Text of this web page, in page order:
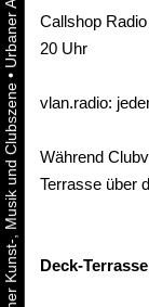
•
Callshop
20 Uhr
vlan.radio:
Während
Terrasse über
Deck-